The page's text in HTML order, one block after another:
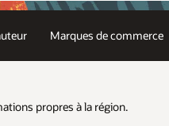
Marques de commerce
propres à la région.